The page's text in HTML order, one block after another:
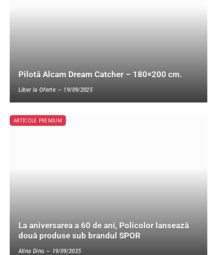
Pilotă Alcam Dream Catcher – 180×200 cm.
Liber la Oferte 19/09/2025
ARTICOLE PREMIUM
La aniversarea a 60 de ani, Policolor lansează
două produse sub brandul SPOR
Alina Dinu 19/09/2025